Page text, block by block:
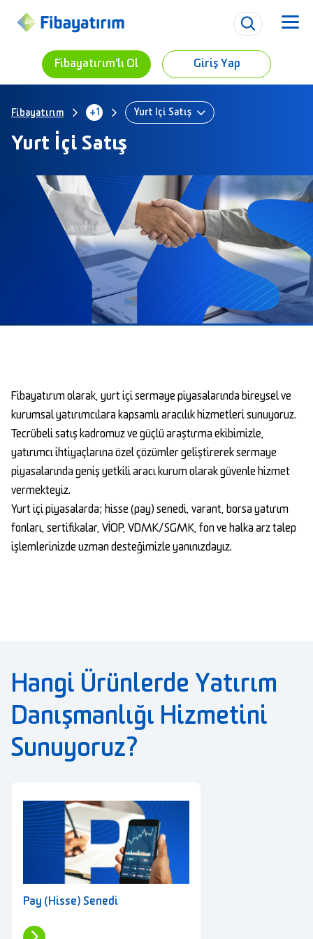
Fibayatırım'lı Ol Giriş Yap
Fibayatırım +1 Yurt İçi Satış
Yurt İçi Satış
Fibayatırım olarak, yurt içi sermaye piyasalarında bireysel ve
kurumsal yatırımcılara kapsamlı aracılık hizmetleri sunuyoruz.
Tecrübeli satış kadromuz ve güçlü araştırma ekibimizle,
yatırımcı ihtiyaçlarına özel çözümler geliştirerek sermaye
piyasalarında geniş yetkili aracı kurum olarak güvenle hizmet
vermekteyiz.
Yurt içi piyasalarda; hisse (pay) senedi, varant, borsa yatırım
fonları, sertifikalar, VİOP, VDMK/SGMK, fon ve halka arz talep
işlemlerinizde uzman desteğimizle yanınızdayız.
Hangi Ürünlerde Yatırım
Danışmanlığı Hizmetini
Sunuyoruz?
Pay (Hisse) Senedi